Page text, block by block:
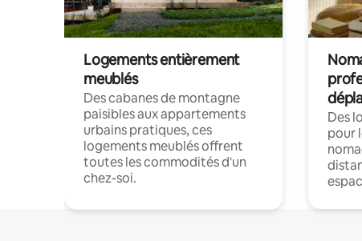
Logements entièrement
meublés
Des cabanes de montagne
paisibles aux appartements
urbains pratiques, ces
logements meublés offrent
toutes les commodités d'un
chez-soi.
Des
pour